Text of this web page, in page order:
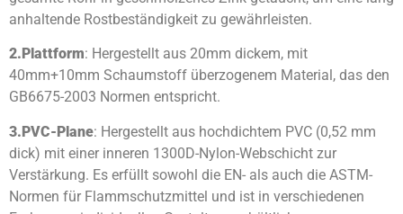
anhaltende Rostbeständigkeit zu gewährleisten.
2. Plattform: Hergestellt aus 20mm dickem, mit
40mm+10mm Schaumstoff überzogenem Material, das den
GB6675-2003 Normen entspricht.
3.PVC-Plane: Hergestellt aus hochdichtem PVC (0,52 mm
dick) mit einer inneren 1300D-Nylon-Webschicht zur
Verstärkung. Es erfüllt sowohl die EN- als auch die ASTM-
Normen für Flammschutzmittel und ist in verschiedenen